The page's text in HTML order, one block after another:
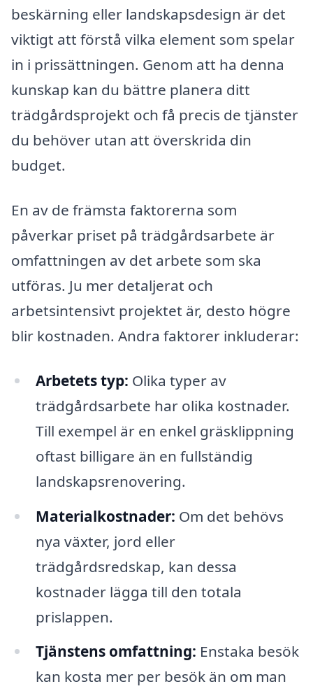
beskärning eller landskapsdesign är det
viktigt att förstå vilka element som spelar
in i prissättningen. Genom att ha denna
kunskap kan du bättre planera ditt
trädgårdsprojekt och få precis de tjänster
du behöver utan att överskrida din
budget.
En av de främsta faktorerna som
påverkar priset på trädgårdsarbete är
omfattningen av det arbete som ska
utföras. Ju mer detaljerat och
arbetsintensivt projektet är, desto högre
blir kostnaden. Andra faktorer inkluderar:
Arbetets typ: Olika typer av
trädgårdsarbete har olika kostnader.
Till exempel är en enkel gräsklippning
oftast billigare än en fullständig
landskapsrenovering.
Materialkostnader: Om det behövs
nya växter, jord eller
trädgårdsredskap, kan dessa
kostnader lägga till den totala
prislappen.
Tjänstens omfattning: Enstaka besök
kan kosta mer per besök än om man